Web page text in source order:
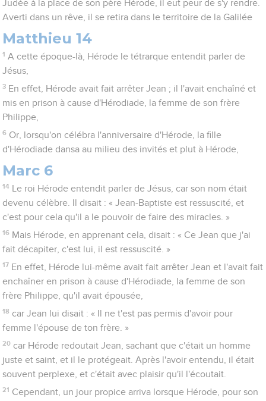
Judée à la place de son père Hérode, il eut peur de s'y rendre.
Averti dans un rêve, il se retira dans le territoire de la Galilée
Matthieu 14
1 A cette époque-là, Hérode le tétrarque entendit parler de
Jésus,
3 En effet, Hérode avait fait arrêter Jean ; il l'avait enchaîné et
mis en prison à cause d'Hérodiade, la femme de son frère
Philippe,
6 Or, lorsqu'on célébra l'anniversaire d'Hérode, la fille
d'Hérodiade dansa au milieu des invités et plut à Hérode,
Marc 6
14
Le roi Hérode entendit parler de Jésus, car son nom était
devenu célèbre. Il disait : « Jean-Baptiste est ressuscité, et
c'est pour cela qu'il a le pouvoir de faire des miracles. »
16 Mais Hérode, en apprenant cela, disait : « Ce Jean que j'ai
fait décapiter, c'est lui, il est ressuscité. »
17 En effet, Hérode lui-même avait fait arrêter Jean et l'avait fait
enchaîner en prison à cause d'Hérodiade, la femme de son
frère Philippe, qu'il avait épousée,
18 car Jean lui disait : « Il ne t'est pas permis d'avoir pour
femme l'épouse de ton frère. »
20 car Hérode redoutait Jean, sachant que c'était un homme
juste et saint, et il le protégeait. Après l'avoir entendu, il était
souvent perplexe, et c'était avec plaisir qu'il l'écoutait.
21 Cependant, un jour propice arriva lorsque Hérode, pour son